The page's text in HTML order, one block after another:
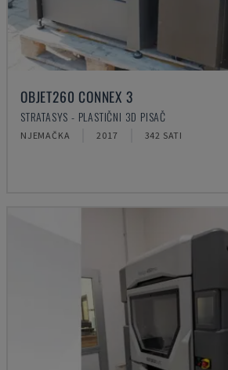
OBJET260 CONNEX 3
STRATASYS - PLASTIČNI 3D PISAČ
NJEMAČKA 2017 342 SATI